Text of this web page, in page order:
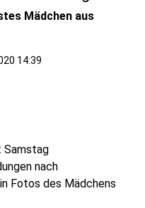
Mädchen aus
14:39
Samstag
nach
Fotos des Mädchens